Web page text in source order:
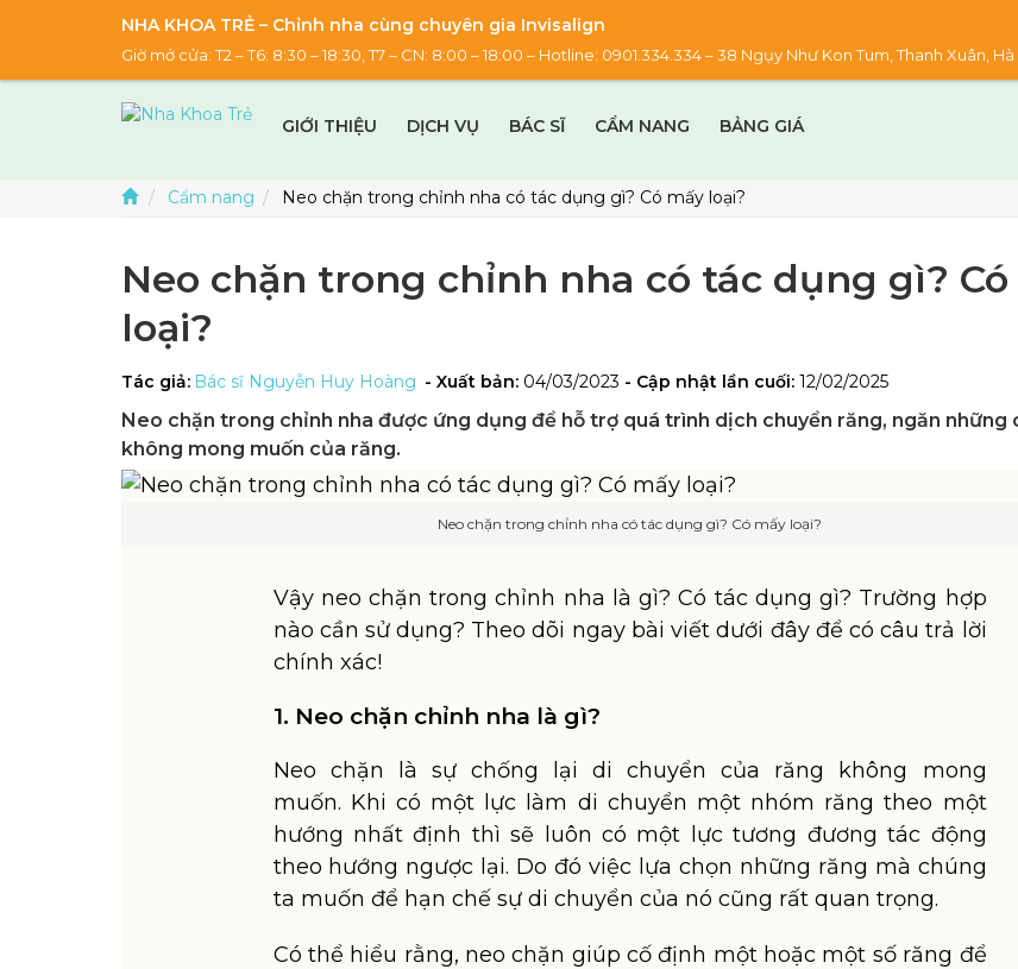
NHA KHOA TRẺ – Chỉnh nha cùng chuyên gia Invisalign
Giờ mở cửa: T2 – T6: 8:30 – 18:30, T7 – CN: 8:00 – 18:00 – Hotline: 0901.334.334 – 38 Ngụy Như Kon Tum, Thanh Xuân, Hà
GIỚI THIỆU DỊCH VỤ BÁC SĨ CẨM NANG BẢNG GIÁ
Cẩm nang Neo chặn trong chỉnh nha có tác dụng gì? Có mấy loại?
Neo chặn trong chỉnh nha có tác dụng gì?
loại?
Tác giả: Bác sĩ Nguyễn Huy Hoàng - Xuất bản: 04/03/2023 - Cập nhật lần cuối: 12/02/2025
Neo chặn trong chỉnh nha được ứng dụng để hỗ trợ quá trình dịch chuyển răng, ngăn những
không mong muốn của răng.
Neo chặn trong chỉnh nha có tác dụng gì? Có mấy loại?
Vậy neo chặn trong chỉnh nha là gì? Có tác dụng gì? Trường hợp
nào cần sử dụng? Theo dõi ngay bài viết dưới đây để có câu trả lời
chính xác!
1. Neo chặn chỉnh nha là gì?
Neo chặn là sự chống lại di chuyển của răng không mong
muốn. Khi có một lực làm di chuyển một nhóm răng theo một
hướng nhất định thì sẽ luôn có một lực tương đương tác động
theo hướng ngược lại. Do đó việc lựa chọn những răng mà chúng
ta muốn để hạn chế sự di chuyển của nó cũng rất quan trọng.
Có thể hiểu rằng, neo chặn giúp cố định một hoặc một số răng để